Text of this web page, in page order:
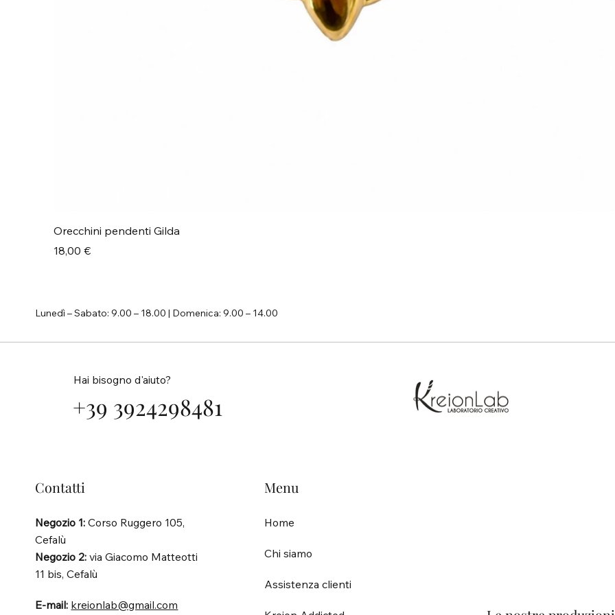
Orecchini pendenti Gilda
Prezzo
18,00 €
Contatti
Negozio 1: Corso Ruggero 105,
Cefalù
Negozio 2: via Giacomo Matteotti
11 bis, Cefalù
E-mail: kreionlab@gmail.com
Menu
Home
Chi siamo
Assistenza clienti
Hai bisogno d'aiuto?
+39 3924298481
Lunedì – Sabato: 9.00 – 18.00 | Domenica: 9.00 – 14.00